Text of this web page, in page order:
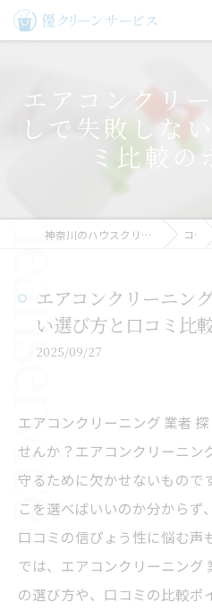
エアコンクリ
しで失敗しな
ミ比較の
神奈川のハウスクリーニングなら優クリーンサービス コラム
エアコンクリーニン
い選び方と口コミ比
2025/09/27
エアコンクリーニング 業者
せんか？エアコンクリーニン
守るために欠かせないもので
こを選べばいいのか分からず
口コミの信ぴょう性に悩む声
では、エアコンクリーニング
の選び方や、口コミの比較ポ